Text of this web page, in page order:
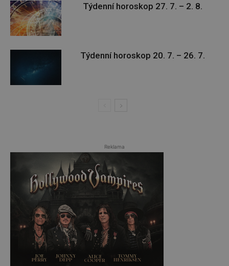
Týdenní horoskop 27. 7. – 2. 8.
Týdenní horoskop 20. 7. – 26. 7.
Reklama